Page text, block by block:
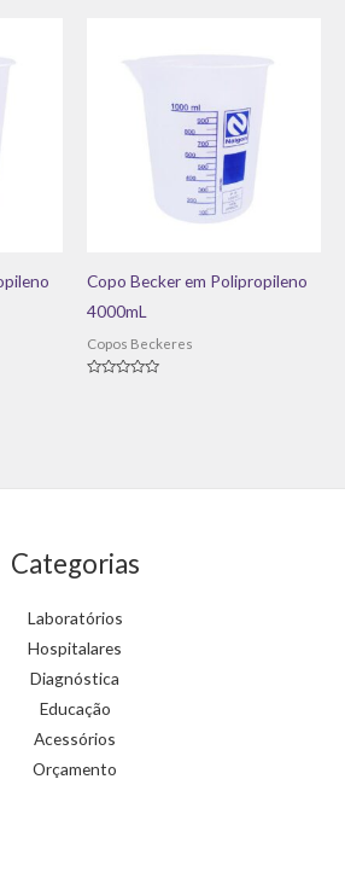
Copo Becker em Polipropileno
4000mL
Copos Beckeres
Categorias
Laboratórios
Hospitalares
Diagnóstica
Educação
Acessórios
Orçamento